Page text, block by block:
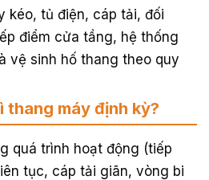
kéo, tủ điện, cáp tải, đối
điểm cửa tầng, hệ thống
vệ sinh hố thang theo quy
thang máy định kỳ?
quá trình hoạt động (tiếp
tục, cáp tải giãn, vòng bi